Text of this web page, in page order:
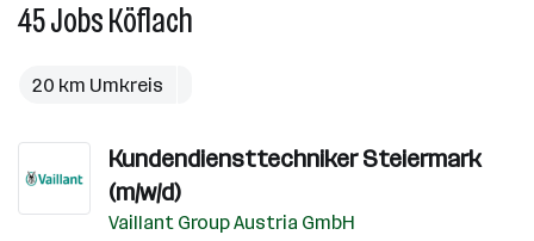
45JobsKöflach
20 km Umkreis
Kundendiensttechniker Steiermark
(m/w/d)
Vaillant Group Austria GmbH